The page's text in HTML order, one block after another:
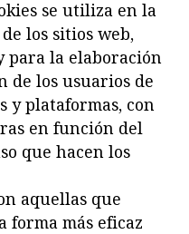
se utiliza en la
los sitios web,
para la elaboración
de los usuarios de
y plataformas, con
en función del
que hacen los
aquellas que
forma más eficaz